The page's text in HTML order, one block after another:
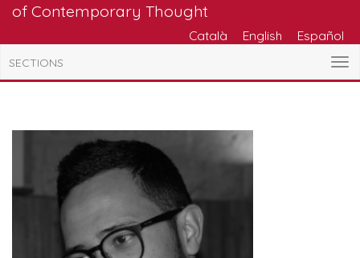
of Contemporary Thought
Català English Español
SECTIONS